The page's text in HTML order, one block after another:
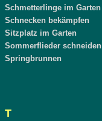
Schmetterlinge im Garten
Schnecken bekämpfen
Sitzplatz im Garten
Sommerflieder schneiden
Springbrunnen
T